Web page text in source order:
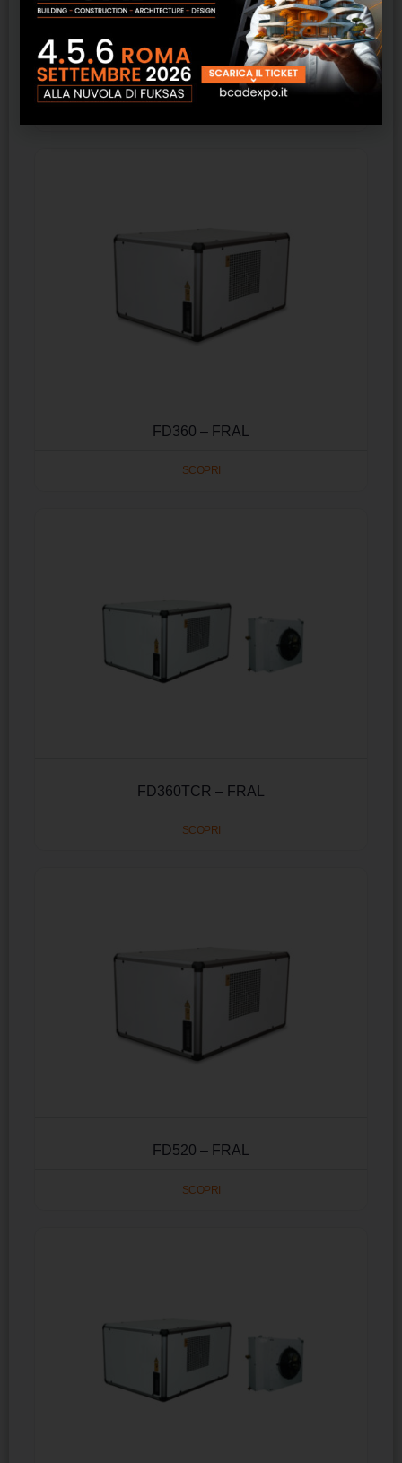
FD33ECO – FRAL
FD360 – FRAL
SCOPRI
FD360TCR – FRAL
SCOPRI
FD520 – FRAL
SCOPRI